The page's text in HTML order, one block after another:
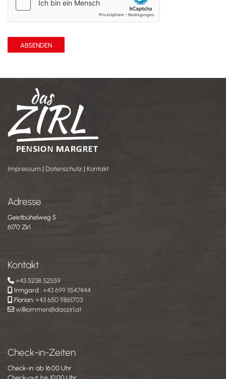
Impressum | Datenschutz | Kontakt
Adresse
Geistbühelweg 5
6170 Zirl
Kontakt
 +43 5238 52559
 Irmgard : +43 699 11547444
 Florian: +43 650 9861703
 willkommen@daszirl.at
Check-in-Zeiten
Check-in: ab 16:00 Uhr